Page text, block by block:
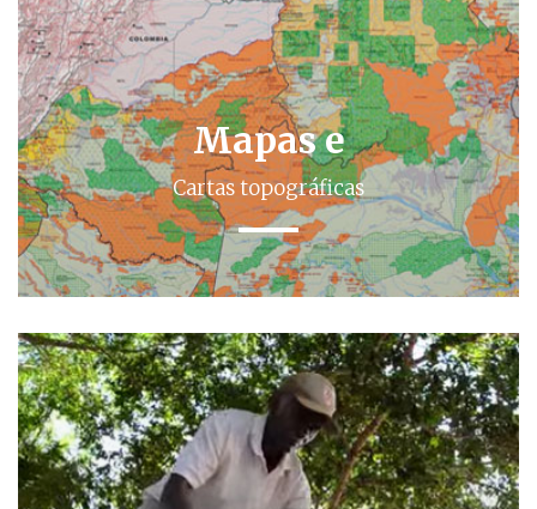
Mapas e
Cartas topográficas